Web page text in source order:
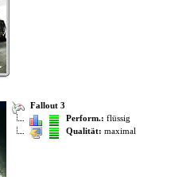
Fallout 3
Perform.: flüssig
Qualität: maximal